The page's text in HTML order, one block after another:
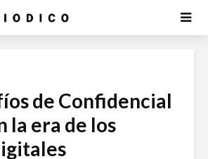
de Confidencial
la era de los